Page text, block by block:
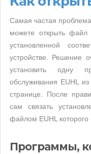
Самая частая
можете открыть файл
установленной
устройстве. Решение
установить одну
обслуживания EUHL
странице. После
сам связать
файлом EUHL
Программы,